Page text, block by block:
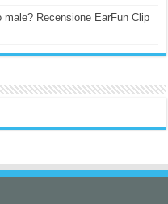
male? Recensione EarFun Clip